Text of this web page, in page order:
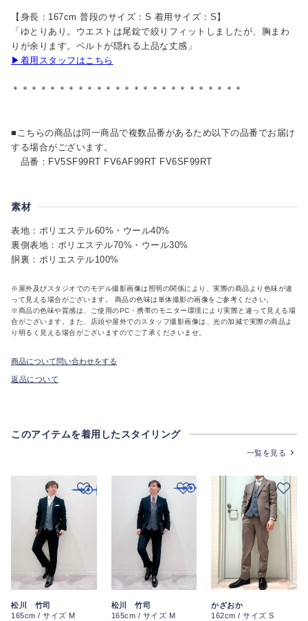
【身長：167cm 普段のサイズ：S 着用サイズ：S】
「ゆとりあり。ウエストは尾錠で絞りフィットしましたが、胸まわ
りが余ります。ベルトが隠れる上品な丈感」
▶着用スタッフはこちら
＊＊＊＊＊＊＊＊＊＊＊＊＊＊＊＊＊＊＊＊＊＊＊＊＊
■こちらの商品は同一商品で複数品番があるため以下の品番でお届け
する場合がございます。
品番：FV5SF99RT FV6AF99RT FV6SF99RT
素材
表地：ポリエステル60%・ウール40%
裏側表地：ポリエステル70%・ウール30%
胴裏：ポリエステル100%
※屋外及びスタジオでのモデル撮影画像は照明の関係により、実際の商品より色味が違
って見える場合がございます。 商品の色味は単体撮影の画像をご参考ください。
※商品の色味や質感は、ご使用のPC・携帯のモニター環境により実際と違って見える場
合がございます。また、店頭や屋外でのスタッフ撮影画像は、光の加減で実際の商品よ
り明るく見える場合がございますのでご了承くださいませ。
商品について問い合わせをする
返品について
このアイテムを着用したスタイリング
一覧を見る
松川 竹司
165cm / サイズ M
松川 竹司
165cm / サイズ M
かざおか
162cm / サイズ S